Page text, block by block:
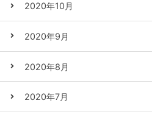
2020年10月
2020年9月
2020年8月
2020年7月